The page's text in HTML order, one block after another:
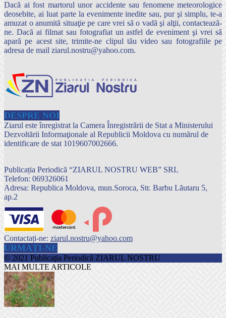
Dacă ai fost martorul unor accidente sau fenomene meteorologice
deosebite, ai luat parte la evenimente inedite sau, pur şi simplu, te-a
amuzat o anumită situaţie pe care vrei să o vadă şi alţii, contactează-
ne. Dacă ai filmat sau fotografiat un astfel de eveniment şi vrei să
apară pe acest site, trimite-ne clipul tău video sau fotografiile pe
adresa de mail ziarul.nostru@yahoo.com.
DESPRE NOI
Ziarul este înregistrat la Camera Înregistrării de Stat a Ministerului
Dezvoltării Informaţionale al Republicii Moldova cu numărul de
identificare de stat 1019607002666.
Publicația Periodică “ZIARUL NOSTRU WEB” SRL
Telefon: 069326061
Adresa: Republica Moldova, mun.Soroca, Str. Barbu Lăutaru 5,
ap.2
Contactați-ne: ziarul.nostru@yahoo.com
URMAȚI-NE
© 2021 Publicaţia Periodică ZIARUL NOSTRU
MAI MULTE ARTICOLE